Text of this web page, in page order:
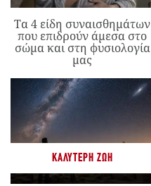
Τα 4 είδη συναισθημάτων
που επιδρούν άμεσα στο
σώμα και στη φυσιολογία
μας
ΚΑΛΎΤΕΡΗ ΖΩΉ